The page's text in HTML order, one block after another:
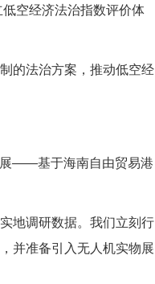
空经济法治指数评价体
的法治方案，推动低空经
展——基于海南自由贸易港
地调研数据。我们立刻行
并准备引入无人机实物展